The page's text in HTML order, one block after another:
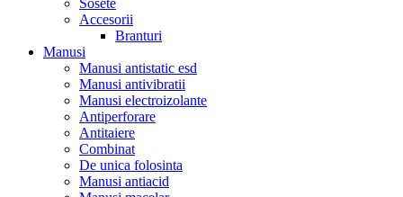
Sosete
Accesorii
Branturi
Manusi
Manusi antistatic esd
Manusi antivibratii
Manusi electroizolante
Antiperforare
Antitaiere
Combinat
De unica folosinta
Manusi antiacid